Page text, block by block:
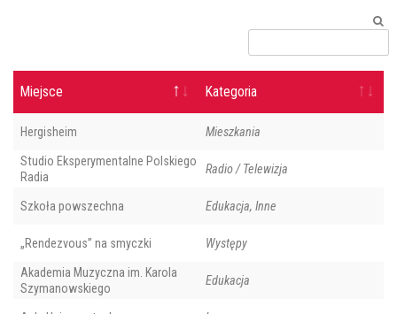
Miejsce Kategoria
Hergisheim Mieszkania
Studio Eksperymentalne Polskiego
Radia
Radio / Telewizja
Szkoła powszechna Edukacja, Inne
„Rendezvous” na smyczki Występy
Akademia Muzyczna im. Karola
Szymanowskiego
Edukacja